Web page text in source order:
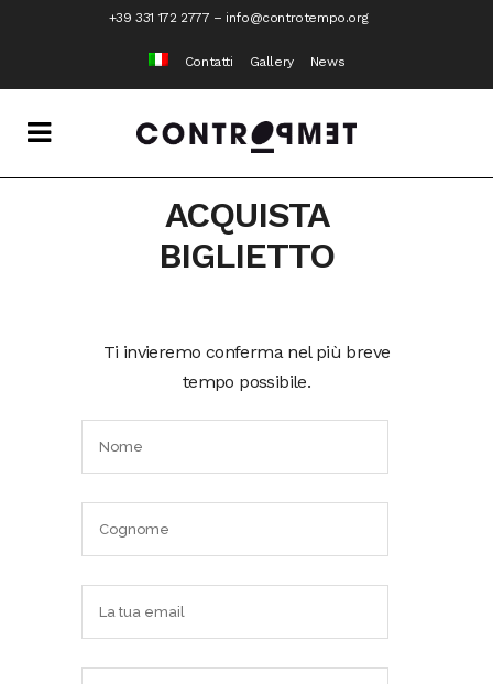
+39 331 172 2777 – info@controtempo.org
Contatti Gallery News
ACQUISTA
BIGLIETTO
Ti invieremo conferma nel più breve
tempo possibile.